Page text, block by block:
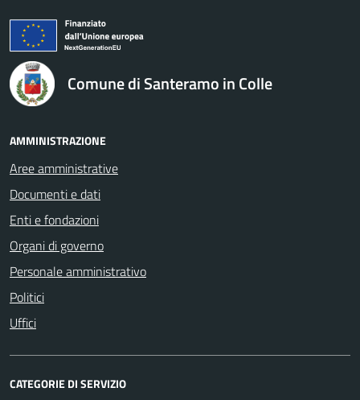
logo Unione Europea
Comune di Santeramo in Colle
AMMINISTRAZIONE
Aree amministrative
Documenti e dati
Enti e fondazioni
Organi di governo
Personale amministrativo
Politici
Uffici
CATEGORIE DI SERVIZIO